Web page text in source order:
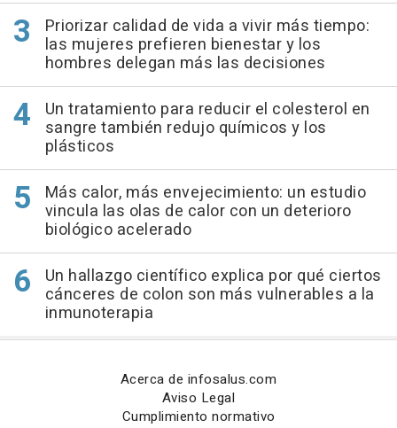
Priorizar calidad de vida a vivir más tiempo:
las mujeres prefieren bienestar y los
hombres delegan más las decisiones
Un tratamiento para reducir el colesterol en
sangre también redujo químicos y los
plásticos
Más calor, más envejecimiento: un estudio
vincula las olas de calor con un deterioro
biológico acelerado
Un hallazgo científico explica por qué ciertos
cánceres de colon son más vulnerables a la
inmunoterapia
Acerca de infosalus.com
Aviso Legal
Cumplimiento normativo